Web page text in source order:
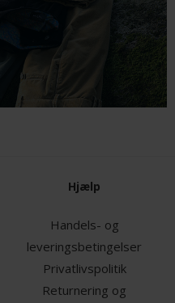
Hjælp
Handels- og
leveringsbetingelser
Privatlivspolitik
Returnering og